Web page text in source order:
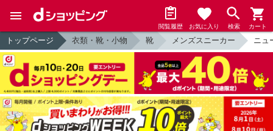
閲覧履歴 お気に入り 検索 カート
トップページ 衣類・靴・小物 靴 メンズスニーカー ニュ